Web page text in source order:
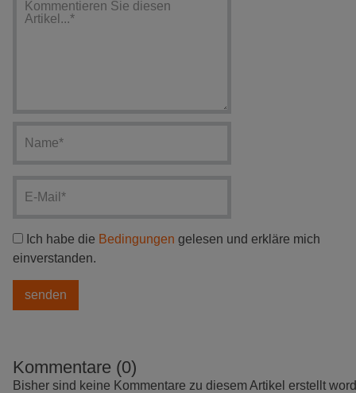
Ich habe die Bedingungen gelesen und erkläre mich
einverstanden.
Kommentare (0)
Bisher sind keine Kommentare zu diesem Artikel erstellt